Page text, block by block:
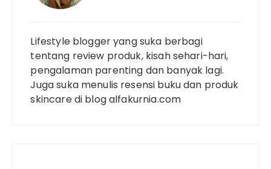
Lifestyle blogger yang suka berbagi
tentang review produk, kisah sehari-hari,
pengalaman parenting dan banyak lagi.
Juga suka menulis resensi buku dan produk
skincare di blog alfakurnia.com